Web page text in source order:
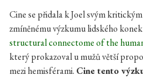
Cine se přidala k Joel svým
zmíněnému výzkumu lidského
structural connectome of the
který prokazoval u mužů větší
mezi hemisférami. Cine tento